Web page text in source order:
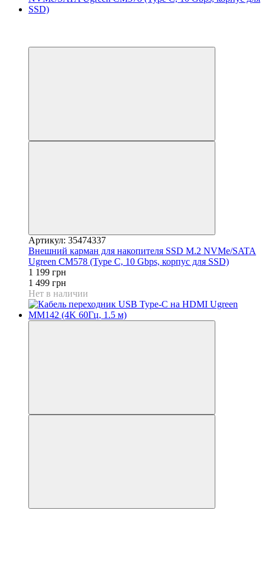
Артикул: 35474337
Внешний карман для накопителя SSD M.2 NVMe/SATA
Ugreen CM578 (Type C, 10 Gbps, корпус для SSD)
1 199 грн
1 499 грн
Нет в наличии